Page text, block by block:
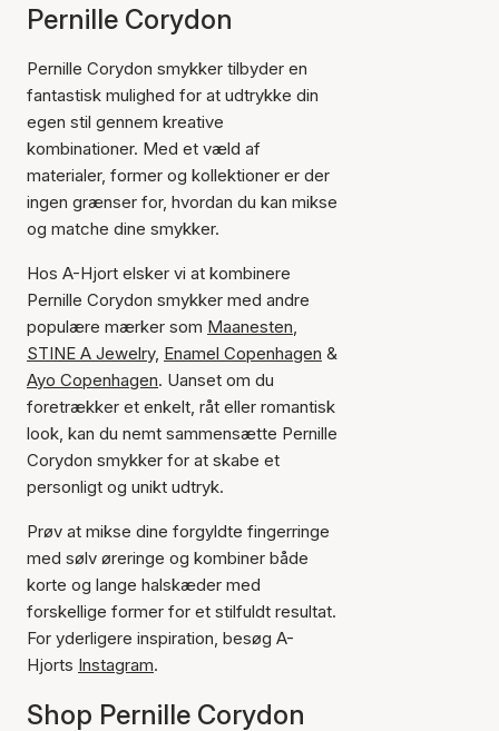
Pernille Corydon
Pernille Corydon smykker tilbyder en
fantastisk mulighed for at udtrykke din
egen stil gennem kreative
kombinationer. Med et væld af
materialer, former og kollektioner er der
ingen grænser for, hvordan du kan mikse
og matche dine smykker.
Hos A-Hjort elsker vi at kombinere
Pernille Corydon smykker med andre
populære mærker som Maanesten,
STINE A Jewelry, Enamel Copenhagen &
Ayo Copenhagen. Uanset om du
foretrækker et enkelt, råt eller romantisk
look, kan du nemt sammensætte Pernille
Corydon smykker for at skabe et
personligt og unikt udtryk.
Prøv at mikse dine forgyldte fingerringe
med sølv øreringe og kombiner både
korte og lange halskæder med
forskellige former for et stilfuldt resultat.
For yderligere inspiration, besøg A-
Hjorts Instagram.
Shop Pernille Corydon